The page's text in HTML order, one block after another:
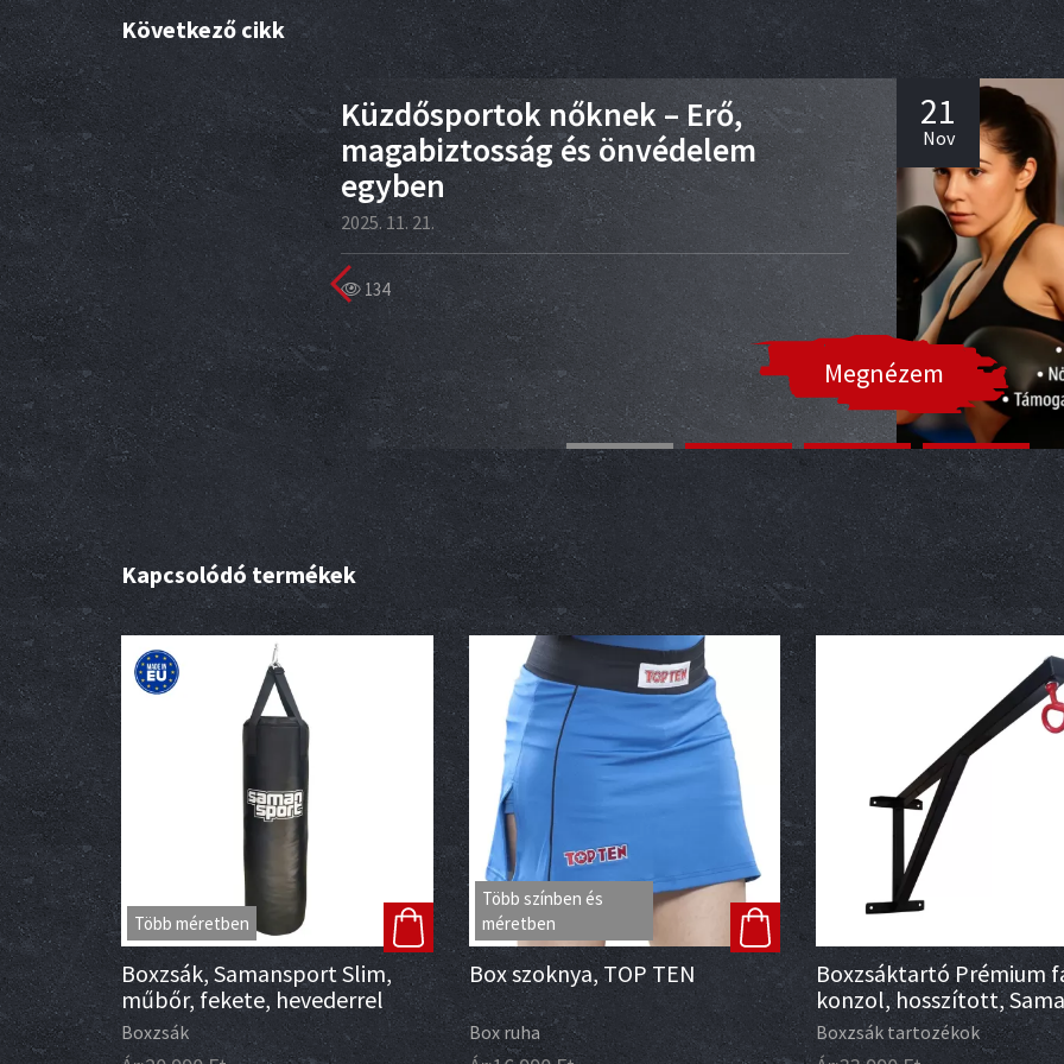
Következő cikk
Megnézem
Küzdősportok nőknek – Erő,
magabiztosság és önvédelem
egyben
2025. 11. 21.
134
21
Nov
Kapcsolódó termékek
Több méretben
Boxzsák, Samansport Slim,
műbőr, fekete, hevederrel
Boxzsák
Több színben és
méretben
Box szoknya, TOP TEN
Box ruha
Boxzsáktartó Prémium
konzol, hosszított,
Boxzsák tartozékok